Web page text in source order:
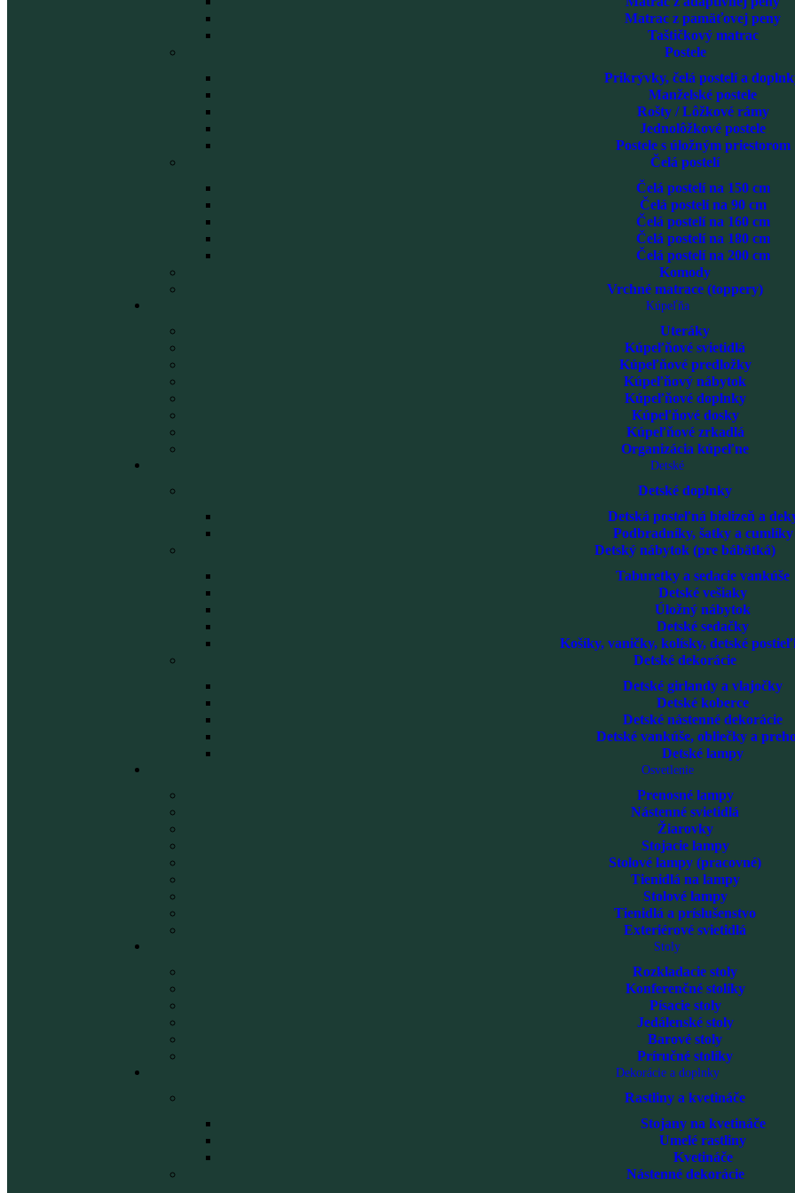
Matrac z pamäťovej peny
Taštičkový matrac
Postele
Prikrývky, čelá postelí a
Manželské postele
Rošty / Lôžkové rámy
Jednolôžkové postele
Postele s úložným priestorom
Čelá postelí
Čelá postelí na 150 cm
Čelá postelí na 90 cm
Čelá postelí na 160 cm
Čelá postelí na 180 cm
Čelá postelí na 200 cm
Komody
Vrchné matrace (toppery)
Kúpeľňa
Uteráky
Kúpeľňové svietidlá
Kúpeľňové predložky
Kúpeľňový nábytok
Kúpeľňové doplnky
Kúpeľňové dosky
Kúpeľňové zrkadlá
Organizácia kúpeľne
Detské
Detské doplnky
Detská posteľná bielizeň a
Podbradníky, šatky a cumlíky
Detský nábytok (pre bábätká)
Taburetky a sedacie vankúše
Detské vešiaky
Úložný nábytok
Detské sedačky
Košíky, vaničky, kolísky, detské
Detské dekorácie
Detské girlandy a vlajočky
Detské koberce
Detské nástenné dekorácie
Detské vankúše, obliečky a
Detské lampy
Osvetlenie
Prenosné lampy
Nástenné svietidlá
Žiarovky
Stojacie lampy
Stolové lampy (pracovné)
Tienidlá na lampy
Stolové lampy
Tienidlá a príslušenstvo
Exteriérové svietidlá
Stoly
Rozkladacie stoly
Konferenčné stolíky
Písacie stoly
Jedálenské stoly
Barové stoly
Príručné stolíky
Dekorácie a doplnky
Rastliny a kvetináče
Stojany na kvetináče
Umelé rastliny
Kvetináče
Nástenné dekorácie